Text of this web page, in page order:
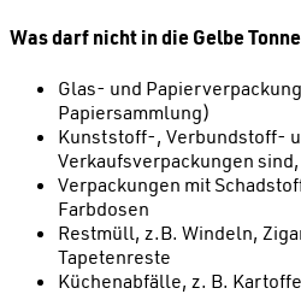
Was darf nicht in die Gelbe
Glas- und
Papiersammlung)
Kunststoff-, Verbundstoff-
Verkaufsverpackungen
Verpackungen mit
Farbdosen
Restmüll, z.B. Windeln,
Tapetenreste
Küchenabfälle, z. B.